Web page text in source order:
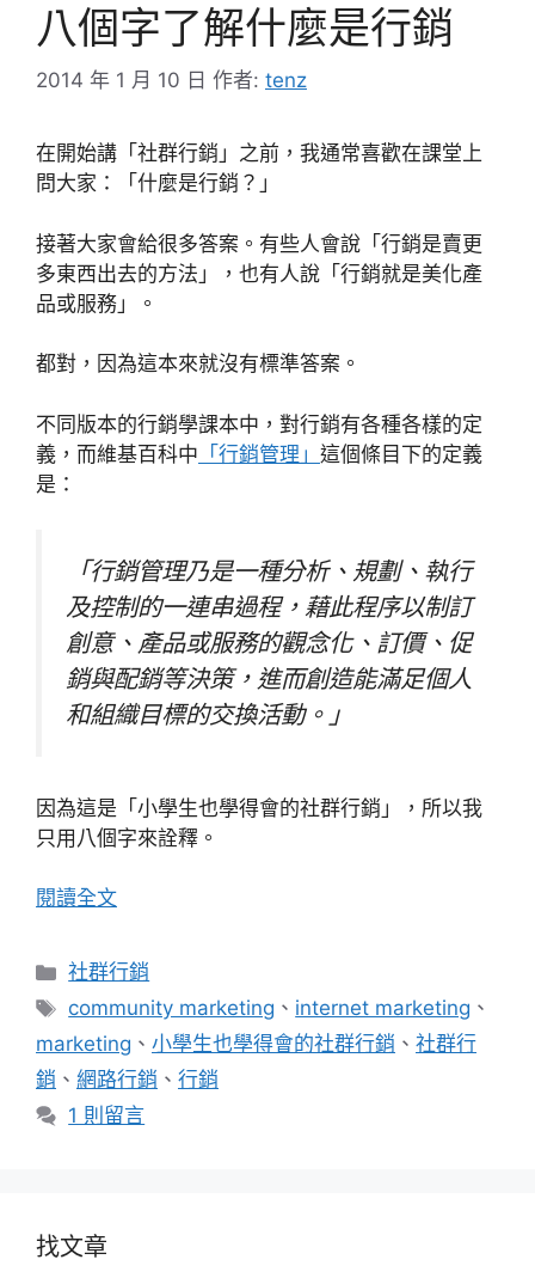
八個字了解什麼是行銷
2014 年 1 月 10 日 作者: tenz
在開始講「社群行銷」之前，我通常喜歡在課堂上
問大家：「什麼是行銷？」
接著大家會給很多答案。有些人會說「行銷是賣更
多東西出去的方法」，也有人說「行銷就是美化產
品或服務」。
都對，因為這本來就沒有標準答案。
不同版本的行銷學課本中，對行銷有各種各樣的定
義，而維基百科中 「行銷管理」 這個條目下的定義
是：
「行銷管理乃是一種分析、規劃、執行
及控制的一連串過程，藉此程序以制訂
創意、產品或服務的觀念化、訂價、促
銷與配銷等決策，進而創造能滿足個人
和組織目標的交換活動。」
因為這是「小學生也學得會的社群行銷」，所以我
只用八個字來詮釋。
閱讀全文
分
類
社群行銷
標
籤
community marketing 、 internet marketing 、
marketing 、 小學生也學得會的社群行銷 、 社群行
銷 、 網路行銷 、 行銷
1 則留言
找文章